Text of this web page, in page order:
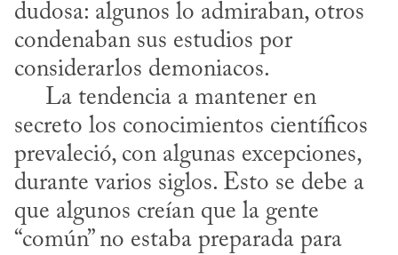
dudosa: algunos lo admiraban, otros
condenaban sus estudios por
considerarlos demoniacos.
secreto los conocimientos científicos
prevaleció, con algunas excepciones,
durante varios siglos. Esto se debe a
que algunos creían que la gente
“común” no estaba preparada para